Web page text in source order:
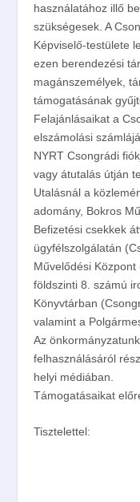
használatához illő
szükségesek. A
Képviselő-testülete
ezen berendezési
magánszemélyek,
támogatásának
Felajánlásaikat a
elszámolási
NYRT Csongrádi
vagy átutalás útján
Utalásnál a
adomány, Bokros
Befizetési csekkek
ügyfélszolgálatán
Művelődési
földszinti 8. számú
Könyvtárban
valamint a
Az
felhasználásáról
helyi médiában.
Támogatásaikat
Tisztelettel: